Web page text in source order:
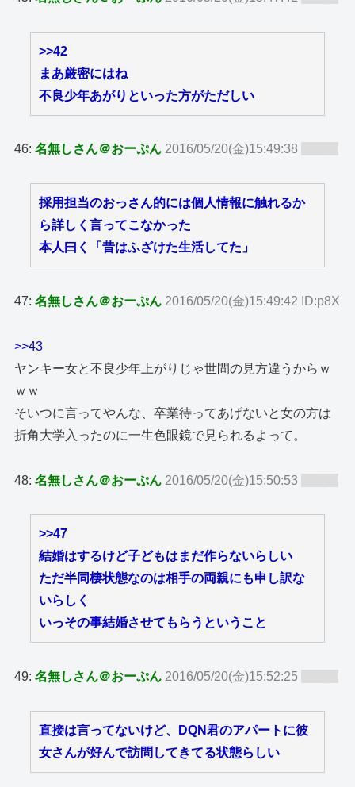
>>42
まあ厳密にはね
不良少年あがりといった方がただしい
46:名無しさん＠おーぷん 2016/05/20(金)15:49:38
採用担当のおっさん的には個人情報に触れるか
ら詳しく言ってこなかった
本人曰く「昔はふざけた生活してた」
47:名無しさん＠おーぷん 2016/05/20(金)15:49:42 ID:p8X
>>43
ヤンキー女と不良少年上がりじゃ世間の見方違うからｗ
ｗｗ
そいつに言ってやんな、卒業待ってあげないと女の方は
折角大学入ったのに一生色眼鏡で見られるよって。
48:名無しさん＠おーぷん 2016/05/20(金)15:50:53
>>47
結婚はするけど子どもはまだ作らないらしい
ただ半同棲状態なのは相手の両親にも申し訳な
いらしく
いっその事結婚させてもらうということ
49:名無しさん＠おーぷん 2016/05/20(金)15:52:25
直接は言ってないけど、DQN君のアパートに彼
女さんが好んで訪問してきてる状態らしい